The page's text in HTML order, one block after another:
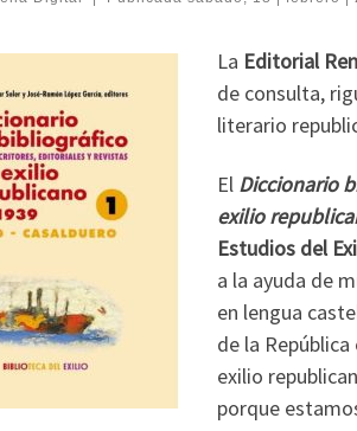
La Editorial
de consulta,
literario
El Diccionario
exilio
Estudios del
a la ayuda de
en lengua
de la
exilio
porque